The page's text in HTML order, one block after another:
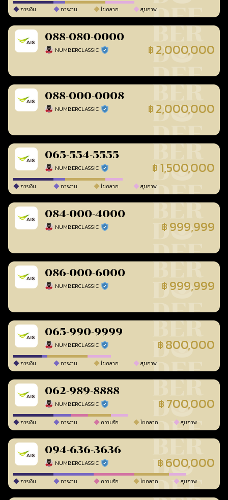
การเงิน การงาน โชคลาภ สุขภาพ
088-080-0000
NUMBERCLASSIC ร้านยืนยันแล้ว ฿ 2,000,000
088-000-0008
NUMBERCLASSIC ร้านยืนยันแล้ว ฿ 2,000,000
065-554-5555
NUMBERCLASSIC ร้านยืนยันแล้ว ฿ 1,500,000
การเงิน การงาน โชคลาภ สุขภาพ
084-000-4000
NUMBERCLASSIC ร้านยืนยันแล้ว ฿ 999,999
086-000-6000
NUMBERCLASSIC ร้านยืนยันแล้ว ฿ 999,999
065-990-9999
NUMBERCLASSIC ร้านยืนยันแล้ว ฿ 800,000
การเงิน การงาน โชคลาภ สุขภาพ
062-989-8888
NUMBERCLASSIC ร้านยืนยันแล้ว ฿ 700,000
การเงิน การงาน ความรัก โชคลาภ สุขภาพ
094-636-3636
NUMBERCLASSIC ร้านยืนยันแล้ว ฿ 600,000
การเงิน การงาน ความรัก โชคลาภ สุขภาพ